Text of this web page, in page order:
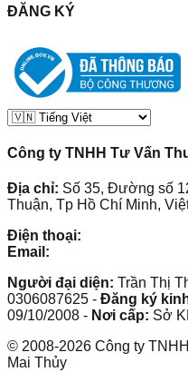
ĐĂNG KÝ
Công ty TNHH Tư Vấn
Địa chỉ: Số 35, Đường số
Thuận, Tp Hồ Chí Minh,
Điện thoại:
Email:
Người đại diện: Trần Thị
0306087625 - Đăng ký
09/10/2008 - Nơi cấp: Sở
© 2008-2026 Công ty
Mai Thủy